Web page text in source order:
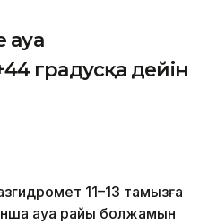
ауа
градусқа дейін
11–13 тамызға
ауа райы болжамын